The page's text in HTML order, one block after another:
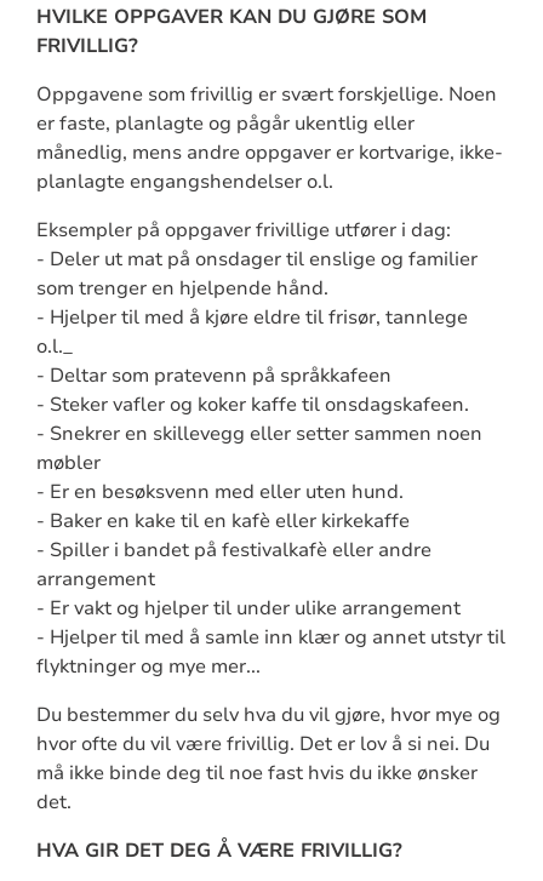
HVILKE OPPGAVER KAN DU GJØRE SOM
FRIVILLIG?
Oppgavene som frivillig er svært forskjellige. Noen
er faste, planlagte og pågår ukentlig eller
månedlig, mens andre oppgaver er kortvarige, ikke-
planlagte engangshendelser o.l.
Eksempler på oppgaver frivillige utfører i dag:
- Deler ut mat på onsdager til enslige og familier
som trenger en hjelpende hånd.
- Hjelper til med å kjøre eldre til frisør, tannlege
o.l._
- Deltar som pratevenn på språkkafeen
- Steker vafler og koker kaffe til onsdagskafeen.
- Snekrer en skillevegg eller setter sammen noen
møbler
- Er en besøksvenn med eller uten hund.
- Baker en kake til en kafè eller kirkekaffe
- Spiller i bandet på festivalkafè eller andre
arrangement
- Er vakt og hjelper til under ulike arrangement
- Hjelper til med å samle inn klær og annet utstyr til
flyktninger og mye mer...
Du bestemmer du selv hva du vil gjøre, hvor mye og
hvor ofte du vil være frivillig. Det er lov å si nei. Du
må ikke binde deg til noe fast hvis du ikke ønsker
det.
HVA GIR DET DEG Å VÆRE FRIVILLIG?